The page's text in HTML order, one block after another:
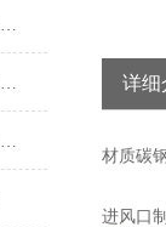
环保风机助力绿色工厂建设，促进节能减排
引风机在工业生产中的重要作用及发展趋势
引风机是一款高效能耗的环境通风设备
详细
材质碳
进风口